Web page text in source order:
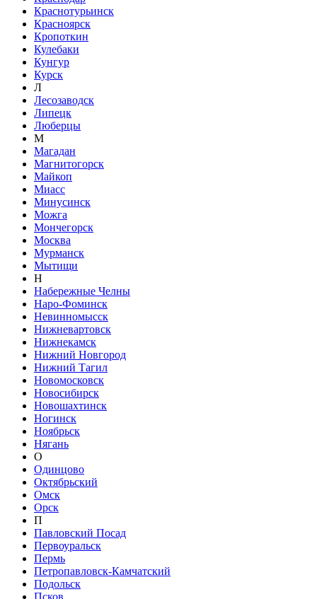
Краснотурьинск
Красноярск
Кропоткин
Кулебаки
Кунгур
Курск
Л
Лесозаводск
Липецк
Люберцы
М
Магадан
Магнитогорск
Майкоп
Миасс
Минусинск
Можга
Мончегорск
Москва
Мурманск
Мытищи
Н
Набережные Челны
Наро-Фоминск
Невинномысск
Нижневартовск
Нижнекамск
Нижний Новгород
Нижний Тагил
Новомосковск
Новосибирск
Новошахтинск
Ногинск
Ноябрьск
Нягань
О
Одинцово
Октябрьский
Омск
Орск
П
Павловский Посад
Первоуральск
Пермь
Петропавловск-Камчатский
Подольск
Псков